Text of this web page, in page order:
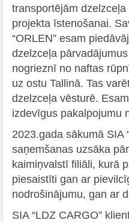
transportējām
projekta īstenošanai.
“ORLEN” esam
dzelzceļa
nogrieznī no naftas
uz ostu Tallinā. Tas
dzelzceļa vēsturē.
izdevīgus pakalpojumu
2023.gada sākumā SIA
saņemšanas uzsāka
kaimiņvalstī filiāli, kurā
piesaistīti gan ar
nodrošinājumu, gan ar
SIA “LDZ CARGO”